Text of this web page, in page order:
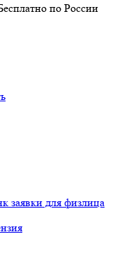
по России
заявки для физлица